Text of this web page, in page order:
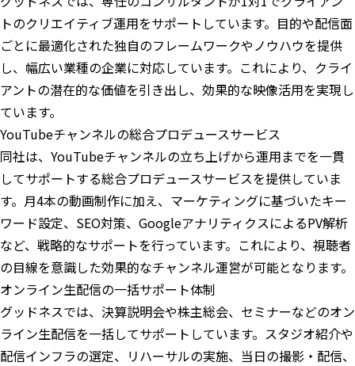
トのクリエイティブ運用をサポートしています。目的や配信面
ごとに最適化された独自のフレームワークやノウハウを提供
し、幅広い業種の企業に対応しています。これにより、クライ
アントの潜在的な価値を引き出し、効果的な映像活用を実現し
ています。
YouTubeチャンネルの総合プロデュースサービス
同社は、YouTubeチャンネルの立ち上げから運用までを一貫
してサポートする総合プロデュースサービスを提供していま
す。月4本の動画制作に加え、マーケティングに基づいたキー
ワード設定、SEO対策、GoogleアナリティクスによるPV解析
など、戦略的なサポートを行っています。これにより、視聴者
の目線を意識した効果的なチャンネル運営が可能となります。
オンライン生配信の一括サポート体制
グッドネスでは、決算説明会や株主総会、セミナーなどのオン
ライン生配信を一括してサポートしています。スタジオ紹介や
配信インフラの選定、リハーサルの実施、当日の撮影・配信、